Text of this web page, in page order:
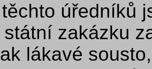
úředníků
zakázku
lákavé